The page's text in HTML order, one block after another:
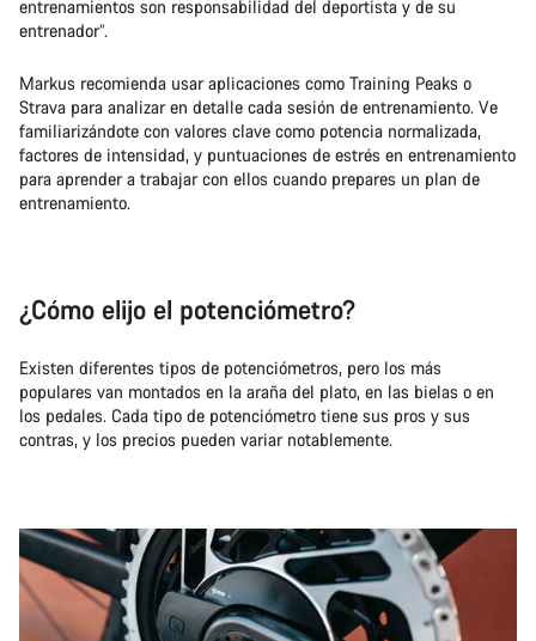
entrenamientos son responsabilidad del deportista y de su
entrenador”.
Markus recomienda usar aplicaciones como Training Peaks o
Strava para analizar en detalle cada sesión de entrenamiento. Ve
familiarizándote con valores clave como potencia normalizada,
factores de intensidad, y puntuaciones de estrés en entrenamiento
para aprender a trabajar con ellos cuando prepares un plan de
entrenamiento.
¿Cómo elijo el potenciómetro?
Existen diferentes tipos de potenciómetros, pero los más
populares van montados en la araña del plato, en las bielas o en
los pedales. Cada tipo de potenciómetro tiene sus pros y sus
contras, y los precios pueden variar notablemente.